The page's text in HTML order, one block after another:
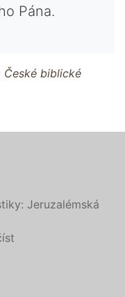
Pána.
České biblické
Jeruzalémská